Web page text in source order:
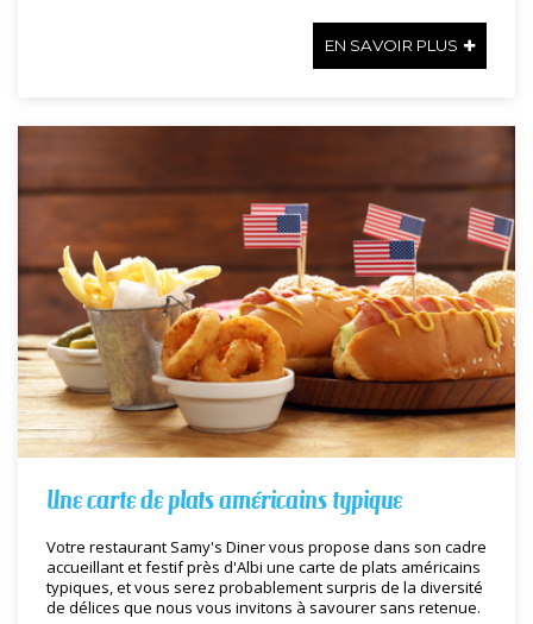
EN SAVOIR PLUS
Une carte de plats américains typique
Votre restaurant Samy's Diner vous propose dans son cadre
accueillant et festif près d'Albi une carte de plats américains
typiques, et vous serez probablement surpris de la diversité
de délices que nous vous invitons à savourer sans retenue.